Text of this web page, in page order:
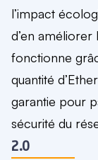
l’impact
d’en améliorer
fonctionne
quantité
garantie pour
sécurité du
2.0